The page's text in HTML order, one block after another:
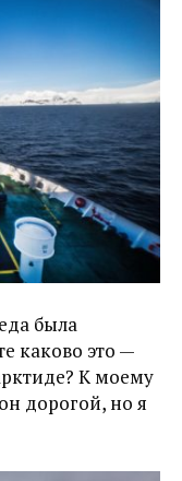
была
каково это —
К моему
дорогой, но я